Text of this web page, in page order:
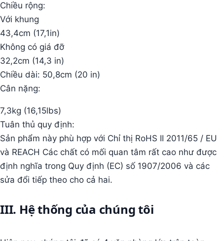
Chiều rộng:
Với khung
43,4cm (17,1in)
Không có giá đỡ
32,2cm (14,3 in)
Chiều dài: 50,8cm (20 in)
Cân nặng:
7,3kg (16,15lbs)
Tuân thủ quy định:
Sản phẩm này phù hợp với Chỉ thị RoHS II 2011/65 / EU
và REACH Các chất có mối quan tâm rất cao như được
định nghĩa trong Quy định (EC) số 1907/2006 và các
sửa đổi tiếp theo cho cả hai.
III. Hệ thống của chúng tôi